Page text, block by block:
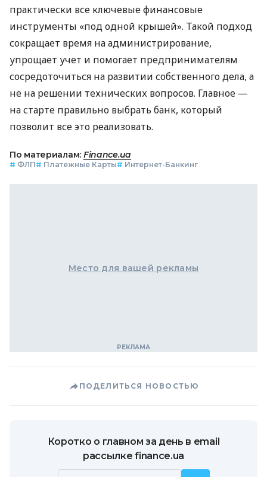
практически все ключевые финансовые
инструменты «под одной крышей». Такой подход
сокращает время на администрирование,
упрощает учет и помогает предпринимателям
сосредоточиться на развитии собственного дела, а
не на решении технических вопросов. Главное —
на старте правильно выбрать банк, который
позволит все это реализовать.
По материалам: Finance.ua
# ФЛП# Платежные Карты# Интернет-Банкинг
Место для вашей рекламы
ПОДЕЛИТЬСЯ НОВОСТЬЮ
Коротко о главном за день в email
рассылке finance.ua